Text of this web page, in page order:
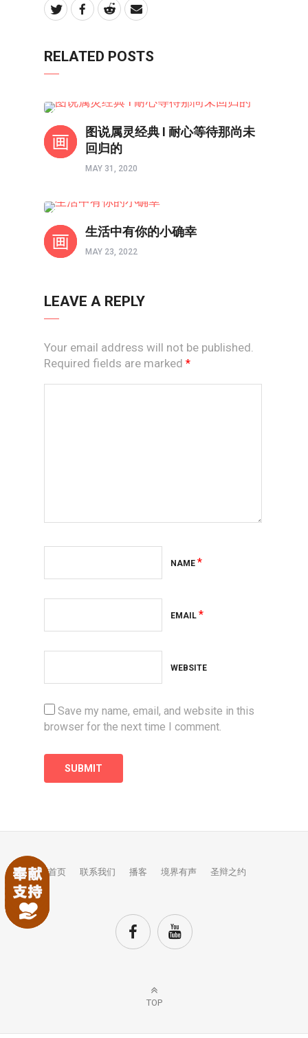
RELATED POSTS
图说属灵经典 I 耐心等待那尚未
回归的
MAY 31, 2020
生活中有你的小确幸
MAY 23, 2022
LEAVE A REPLY
Your email address will not be published.
Required fields are marked *
NAME *
EMAIL *
WEBSITE
Save my name, email, and website in this
browser for the next time I comment.
首页 联系我们 播客 境界有声 圣辩之约
TOP